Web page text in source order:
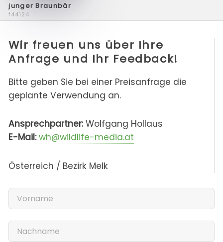
junger Braunbär
f44124
Wir freuen uns über Ihre
Anfrage und Ihr Feedback!
Bitte geben Sie bei einer Preisanfrage die
geplante Verwendung an.
Ansprechpartner:Wolfgang Hollaus
E-Mail: wh@wildlife-media.at
Österreich / Bezirk Melk